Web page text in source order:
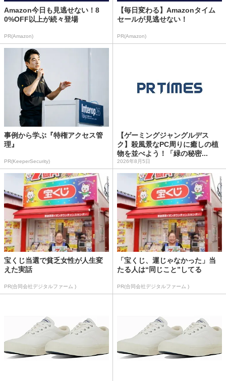
Amazon今日も見逃せない！8
0%OFF以上が続々登場
PR(Amazon)
【毎日変わる】Amazonタイム
セールが見逃せない！
PR(Amazon)
事例から学ぶ『特権アクセス管
理』
PR(KeeperSecurity)
【ゲーミングジャングルデス
ク】殺風景なPC周りに癒しの植
物を並べよう！「緑の秘密...
2026年8月5日
宝くじ当選で貧乏女性が人生変
えた実話
PR(合同会社デジタルファーム )
「宝くじ、運じゃなかった」当
たる人は“同じこと”してる
PR(合同会社デジタルファーム )